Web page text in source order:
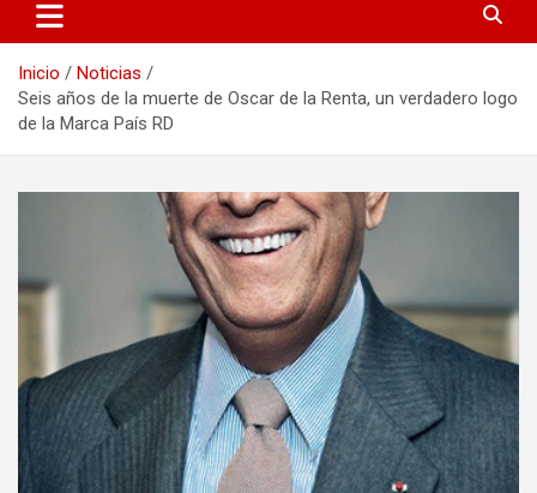
Inicio
Noticias
Seis años de la muerte de Oscar de la Renta, un verdadero logo
de la Marca País RD